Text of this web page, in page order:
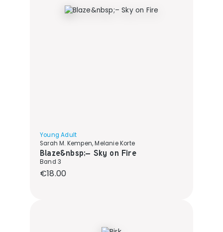
Young Adult
Sarah M. Kempen, Melanie Korte
Blaze&nbsp;– Sky on Fire
Band 3
Regular price:
€18.00